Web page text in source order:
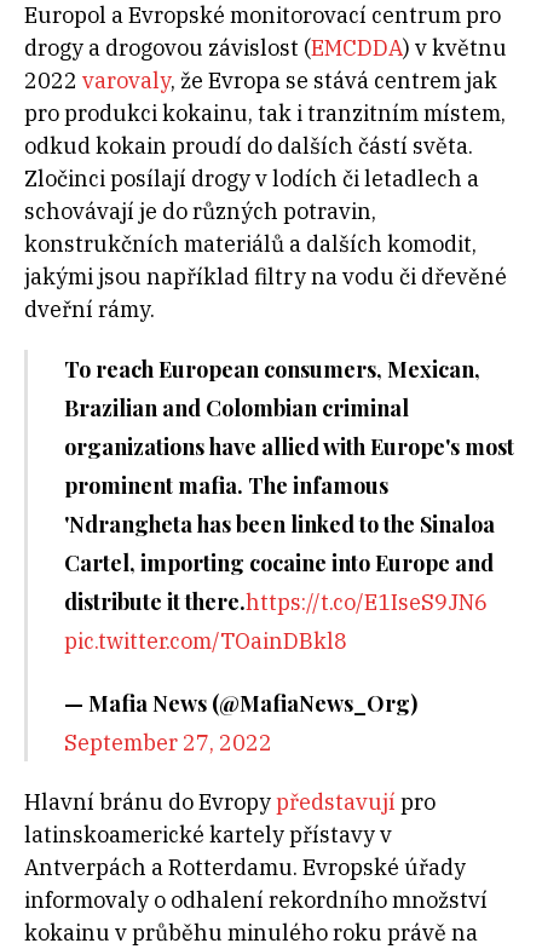
Europol a Evropské monitorovací centrum pro
drogy a drogovou závislost (EMCDDA) v květnu
2022 varovaly, že Evropa se stává centrem jak
pro produkci kokainu, tak i tranzitním místem,
odkud kokain proudí do dalších částí světa.
Zločinci posílají drogy v lodích či letadlech a
schovávají je do různých potravin,
konstrukčních materiálů a dalších komodit,
jakými jsou například filtry na vodu či dřevěné
dveřní rámy.
To reach European consumers, Mexican,
Brazilian and Colombian criminal
organizations have allied with Europe's most
prominent mafia. The infamous
'Ndrangheta has been linked to the Sinaloa
Cartel, importing cocaine into Europe and
distribute it there.https://t.co/E1IseS9JN6
pic.twitter.com/TOainDBkl8
— Mafia News (@MafiaNews_Org)
September 27, 2022
Hlavní bránu do Evropypředstavují pro
latinskoamerické kartely přístavy v
Antverpách a Rotterdamu. Evropské úřady
informovaly o odhalení rekordního množství
kokainu v průběhu minulého roku právě na